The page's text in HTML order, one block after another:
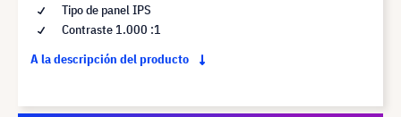
Tipo de panel IPS
Contraste 1.000 :1
A la descripción del producto